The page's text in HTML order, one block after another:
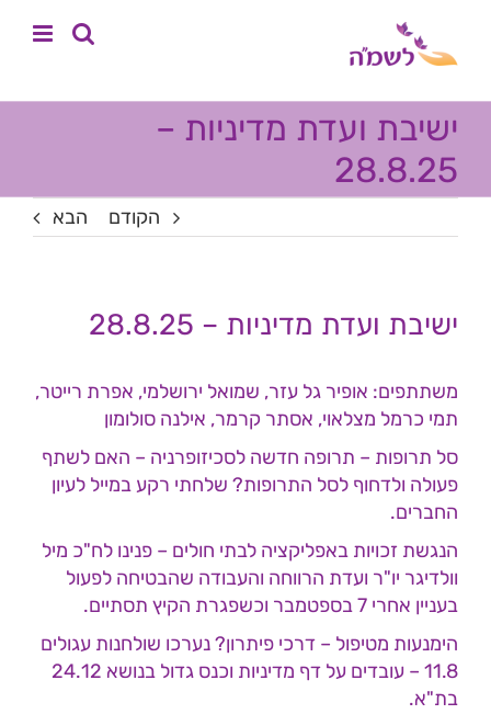
ישיבת ועדת מדיניות –
28.8.25
הקודם הבא
ישיבת ועדת מדיניות – 28.8.25
משתתפים: אופיר גל עזר, שמואל ירושלמי, אפרת רייטר,
תמי כרמל מצלאוי, אסתר קרמר, אילנה סולומון
סל תרופות – תרופה חדשה לסכיזופרניה – האם לשתף
פעולה ולדחוף לסל התרופות? שלחתי רקע במייל לעיון
החברים.
הנגשת זכויות באפליקציה לבתי חולים – פנינו לח"כ מיל
וולדיגר יו"ר ועדת הרווחה והעבודה שהבטיחה לפעול
בעניין אחרי 7 בספטמבר וכשפגרת הקיץ תסתיים.
הימנעות מטיפול – דרכי פיתרון? נערכו שולחנות עגולים
11.8 – עובדים על דף מדיניות וכנס גדול בנושא 24.12
בת"א.